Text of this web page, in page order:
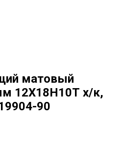
матовый
12Х18Н10Т х/к,
90